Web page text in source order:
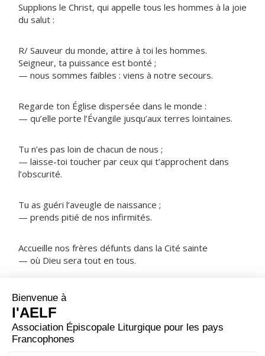
Supplions le Christ, qui appelle tous les hommes à la joie
du salut :
R/ Sauveur du monde, attire à toi les hommes.
Seigneur, ta puissance est bonté ;
— nous sommes faibles : viens à notre secours.
Regarde ton Église dispersée dans le monde :
— qu’elle porte l’Évangile jusqu’aux terres lointaines.
Tu n’es pas loin de chacun de nous ;
— laisse-toi toucher par ceux qui t’approchent dans
l’obscurité.
Tu as guéri l’aveugle de naissance ;
— prends pitié de nos infirmités.
Accueille nos frères défunts dans la Cité sainte
— où Dieu sera tout en tous.
NOTRE PÈRE
ORAISON
À l'heure du sacrifice du soir, nous nous présentons